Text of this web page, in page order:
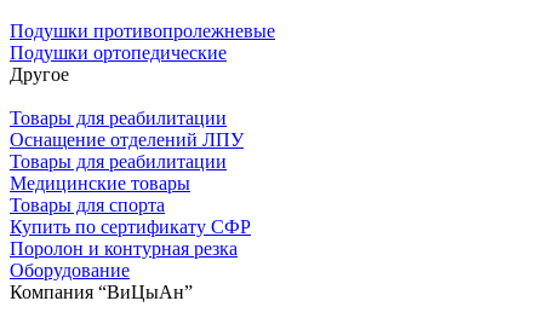
Подушки противопролежневые
Подушки ортопедические
Другое
Товары для реабилитации
Оснащение отделений ЛПУ
Товары для реабилитации
Медицинские товары
Товары для спорта
Купить по сертификату СФР
Поролон и контурная резка
Оборудование
Компания “ВиЦыАн”